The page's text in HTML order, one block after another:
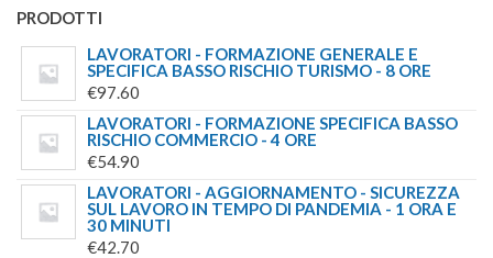
PRODOTTI
LAVORATORI - FORMAZIONE GENERALE E
SPECIFICA BASSO RISCHIO TURISMO - 8 ORE
€97.60
LAVORATORI - FORMAZIONE SPECIFICA BASSO
RISCHIO COMMERCIO - 4 ORE
€54.90
LAVORATORI - AGGIORNAMENTO - SICUREZZA
SUL LAVORO IN TEMPO DI PANDEMIA - 1 ORA E
30 MINUTI
€42.70